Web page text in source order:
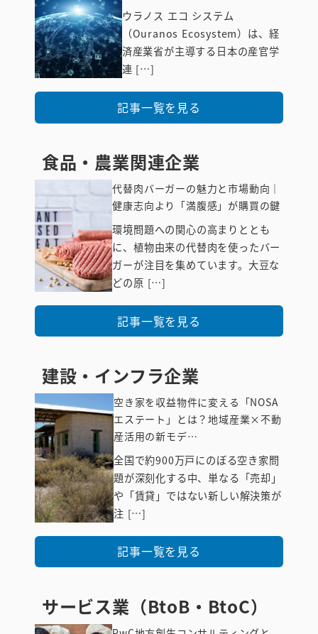
IT・テクノロジ
ー系企業
ウラノス エコ システム
（Ouranos Ecosystem）は、経
済産業省が主導する日本の産官学
連 […]
記事一覧を見る
食品・農業関連企業
食品・農業関
連企業
代替肉バーガーの魅力と市場動向｜
健康志向より「満腹感」が購買の鍵
環境問題への関心の高まりととも
に、植物由来の代替肉を使ったバー
ガーが注目を集めています。大豆な
どの原 […]
記事一覧を見る
建設・インフラ企業
建設・インフ
ラ企業
空き家を収益物件に変える「NOSA
エステート」とは？地域産業×不動
産活用の新モデ…
全国で約900万戸にのぼる空き家問
題が深刻化する中、単なる「売却」
や「賃貸」ではない新しい解決策が
注 […]
記事一覧を見る
サービス業（BtoB・BtoC）